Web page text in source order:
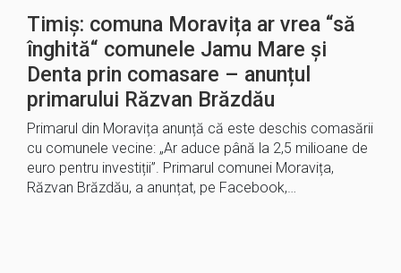
Timiș: comuna Moravița ar vrea “să
înghită“ comunele Jamu Mare și
Denta prin comasare – anunțul
primarului Răzvan Brăzdău
Primarul din Moravița anunță că este deschis comasării
cu comunele vecine: „Ar aduce până la 2,5 milioane de
euro pentru investiții”. Primarul comunei Moravița,
Răzvan Brăzdău, a anunțat, pe Facebook,…